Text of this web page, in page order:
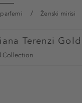
Ženski mirisi
Terenzi
Collection